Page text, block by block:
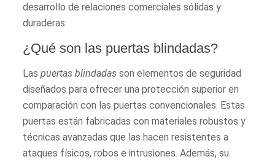
desarrollo de relaciones comerciales sólidas y
duraderas.
¿Qué son las puertas blindadas?
Laspuertas blindadas son elementos de seguridad
diseñados para ofrecer una protección superior en
comparación con las puertas convencionales. Estas
puertas están fabricadas con materiales robustos y
técnicas avanzadas que las hacen resistentes a
ataques físicos, robos e intrusiones. Además, su